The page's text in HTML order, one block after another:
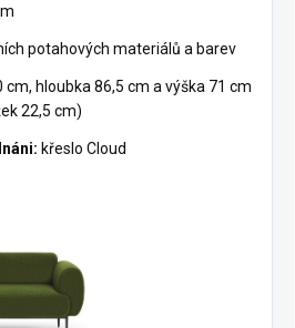
potahových materiálů a barev
cm, hloubka 86,5 cm a výška 71 cm
22,5 cm)
křeslo Cloud